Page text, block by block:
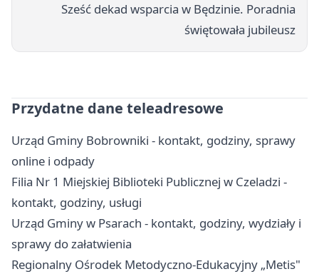
Sześć dekad wsparcia w Będzinie. Poradnia
świętowała jubileusz
Przydatne dane teleadresowe
Urząd Gminy Bobrowniki - kontakt, godziny, sprawy
online i odpady
Filia Nr 1 Miejskiej Biblioteki Publicznej w Czeladzi -
kontakt, godziny, usługi
Urząd Gminy w Psarach - kontakt, godziny, wydziały i
sprawy do załatwienia
Regionalny Ośrodek Metodyczno-Edukacyjny „Metis"